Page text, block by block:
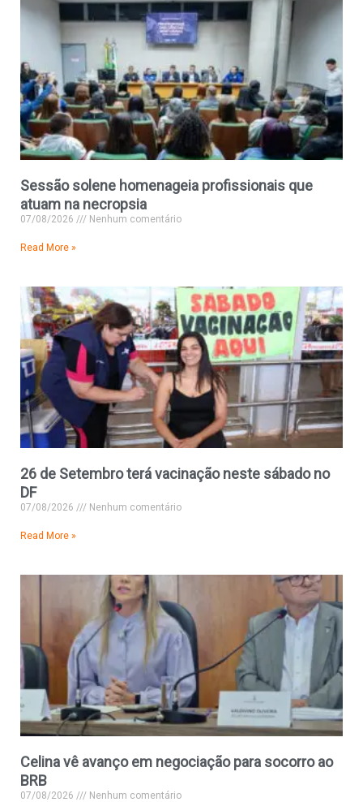
Sessão solene homenageia profissionais que
atuam na necropsia
07/08/2026 Nenhum comentário
Read More »
26 de Setembro terá vacinação neste sábado no
DF
07/08/2026 Nenhum comentário
Read More »
Celina vê avanço em negociação para socorro ao
BRB
07/08/2026 Nenhum comentário